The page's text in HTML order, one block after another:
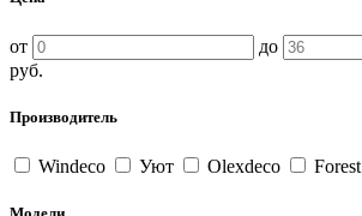
от
до
руб.
Производитель
Windeco Уют Olexdeco Forest